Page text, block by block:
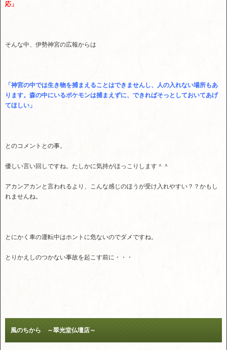
応」
そんな中、伊勢神宮の広報からは
「神宮の中では生き物を捕まえることはできませんし、人の入れない場所もあ
ります。森の中にいるポケモンは捕まえずに、できればそっとしておいてあげ
てほしい」
とのコメントとの事。
優しい言い回しですね。たしかに気持がほっこりします＾＾
アカンアカンと言われるより、こんな感じのほうが受け入れやすい？？かもし
れませんね。
とにかく車の運転中はホントに危ないのでダメですね。
とりかえしのつかない事故を起こす前に・・・
風のちから ～翠光堂仏壇店～